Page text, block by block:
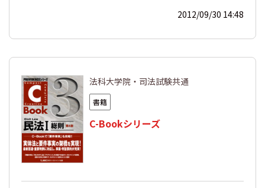
2012/09/30 14:48
法科大学院・司法試験共通
書籍
C-Bookシリーズ